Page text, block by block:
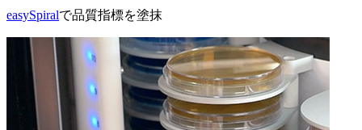
easySpiralで品質指標を塗抹